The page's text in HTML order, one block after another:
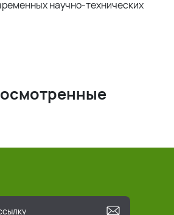
научно-технических